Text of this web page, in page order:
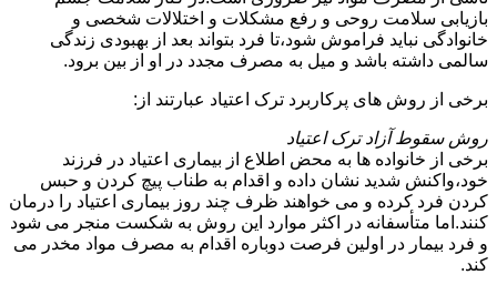
بازیابی سلامت روحی و رفع مشکلات و اختلالات شخصی و
خانوادگی نباید فراموش شود،تا فرد بتواند بعد از بهبودی زندگی
سالمی داشته باشد و میل به مصرف مجدد در او از بین برود.
برخی از روش های پرکاربرد ترک اعتیاد عبارتند از:
روش سقوط آزاد ترک اعتیاد
برخی از خانواده ها به محض اطلاع از بیماری اعتیاد در فرزند
خود،واکنش شدید نشان داده و اقدام به طناب پیچ کردن و حبس
کردن فرد کرده و می خواهند ظرف چند روز بیماری اعتیاد را درمان
کنند.اما متأسفانه در اکثر موارد این روش به شکست منجر می شود
و فرد بیمار در اولین فرصت دوباره اقدام به مصرف مواد مخدر می
کند.